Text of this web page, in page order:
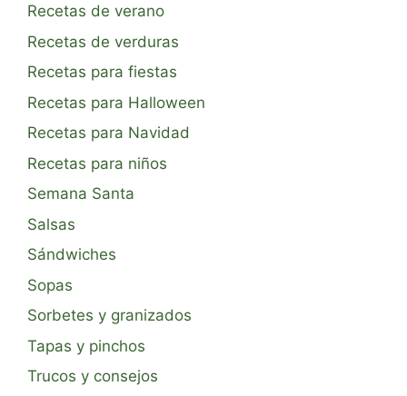
Recetas de verano
Recetas de verduras
Recetas para fiestas
Recetas para Halloween
Recetas para Navidad
Recetas para niños
Semana Santa
Salsas
Sándwiches
Sopas
Sorbetes y granizados
Tapas y pinchos
Trucos y consejos